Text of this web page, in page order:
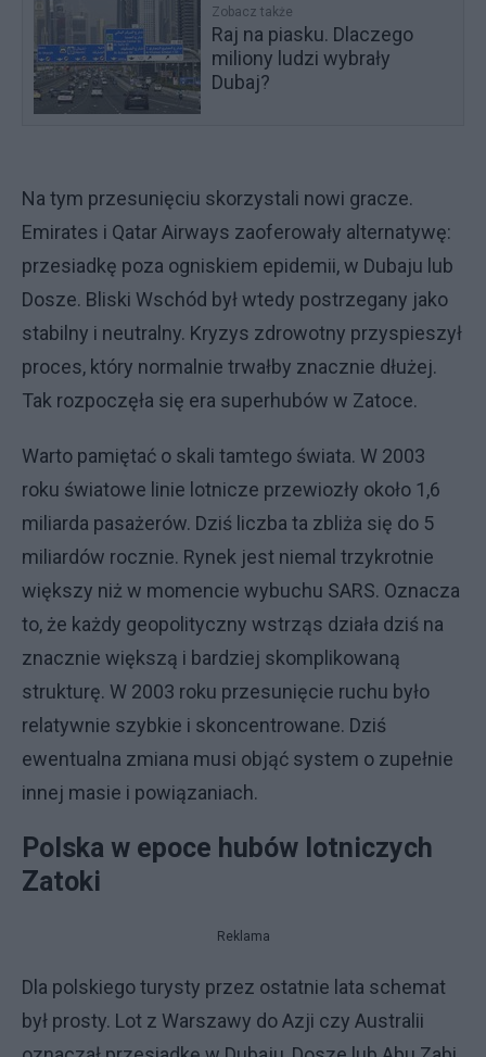
Zobacz także
Raj na piasku. Dlaczego
miliony ludzi wybrały
Dubaj?
Na tym przesunięciu skorzystali nowi gracze.
Emirates i Qatar Airways zaoferowały alternatywę:
przesiadkę poza ogniskiem epidemii, w Dubaju lub
Dosze. Bliski Wschód był wtedy postrzegany jako
stabilny i neutralny. Kryzys zdrowotny przyspieszył
proces, który normalnie trwałby znacznie dłużej.
Tak rozpoczęła się era superhubów w Zatoce.
Warto pamiętać o skali tamtego świata. W 2003
roku światowe linie lotnicze przewiozły około 1,6
miliarda pasażerów. Dziś liczba ta zbliża się do 5
miliardów rocznie. Rynek jest niemal trzykrotnie
większy niż w momencie wybuchu SARS. Oznacza
to, że każdy geopolityczny wstrząs działa dziś na
znacznie większą i bardziej skomplikowaną
strukturę. W 2003 roku przesunięcie ruchu było
relatywnie szybkie i skoncentrowane. Dziś
ewentualna zmiana musi objąć system o zupełnie
innej masie i powiązaniach.
Polska w epoce hubów lotniczych
Zatoki
Reklama
Dla polskiego turysty przez ostatnie lata schemat
był prosty. Lot z Warszawy do Azji czy Australii